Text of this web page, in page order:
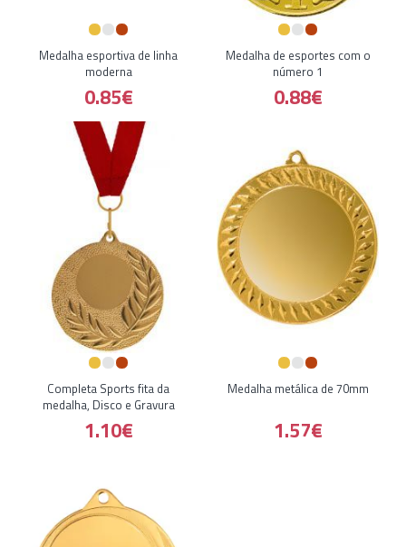
Medalha esportiva de linha
moderna
0.85€
Medalha de esportes com o
número 1
0.88€
Completa Sports fita da
medalha, Disco e Gravura
1.10€
Medalha metálica de 70mm
1.57€